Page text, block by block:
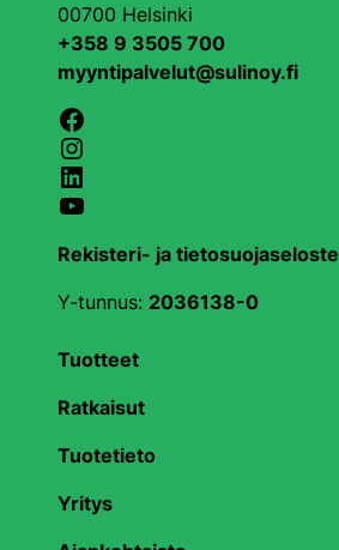
00700 Helsinki
+358 9 3505 700
myyntipalvelut@sulinoy.fi
Facebook
Instagram
LinkedIn
YouTube
Rekisteri- ja tietosuojaseloste
Y-tunnus: 2036138-0
Tuotteet
Ratkaisut
Tuotetieto
Yritys